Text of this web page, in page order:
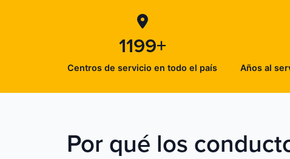
1199+
Centros de servicio en todo el país Años al
Por qué los